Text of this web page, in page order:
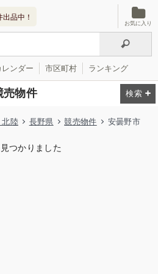
出品中！
お気に入り
レンダー 市区町村 ランキング
売物件
北陸 長野県 競売物件 安曇野市
つかりました